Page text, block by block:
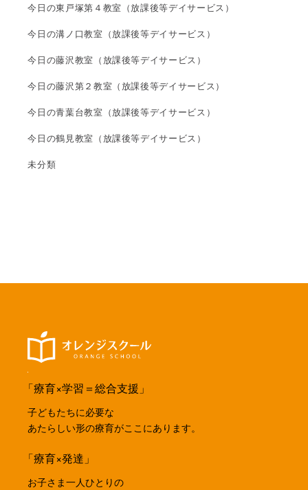
今日の東戸塚第４教室（放課後等デイサービス）
今日の溝ノ口教室（放課後等デイサービス）
今日の藤沢教室（放課後等デイサービス）
今日の藤沢第２教室（放課後等デイサービス）
今日の青葉台教室（放課後等デイサービス）
今日の鶴見教室（放課後等デイサービス）
未分類
「療育×学習＝総合支援」
子どもたちに必要な
あたらしい形の療育がここにあります。
「療育×発達」
お子さま一人ひとりの